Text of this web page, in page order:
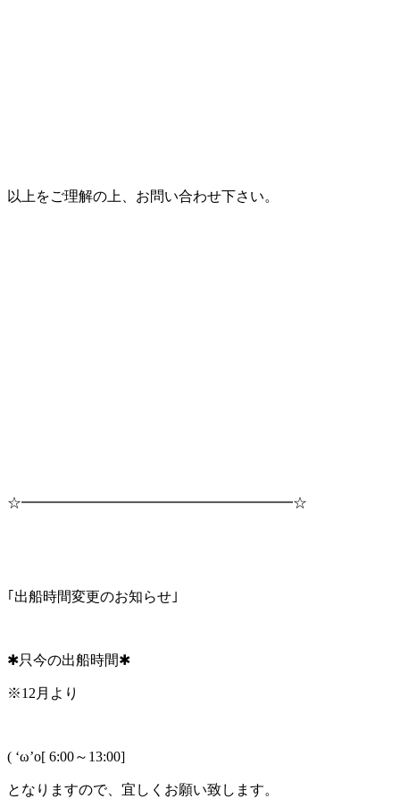
以上をご理解の上、お問い合わせ下さい。
☆━━━━━━━━━━━━━━━━━━━☆
｢出船時間変更のお知らせ｣
✱只今の出船時間✱
※12月より
( ‘ω’o[ 6:00～13:00]
となりますので、宜しくお願い致します。